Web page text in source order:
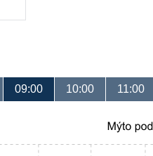
09:00 10:00 11:00